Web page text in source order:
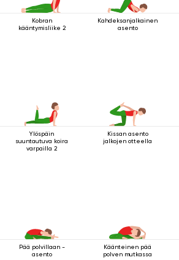
Kobran
kääntymisliike 2
Kahdeksanjalkainen
asento
Ylöspäin
suuntautuva koira
varpailla 2
Kissan asento
jalkojen otteella
Pää polvillaan -
asento
Käänteinen pää
polven mutkassa